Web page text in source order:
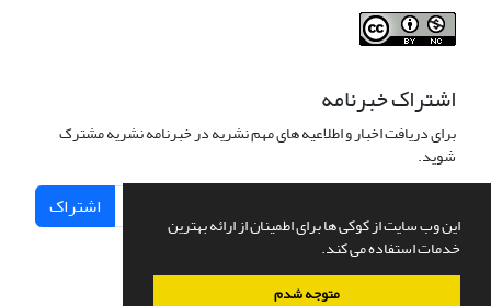
این وب سایت از کوکی ها برای اطمینان از ارائه بهترین
خدمات استفاده می کند.
متوجه شدم
اشتراک خبرنامه
برای دریافت اخبار و اطلاعیه های مهم نشریه در خبرنامه نشریه مشترک
شوید.
اشتراک